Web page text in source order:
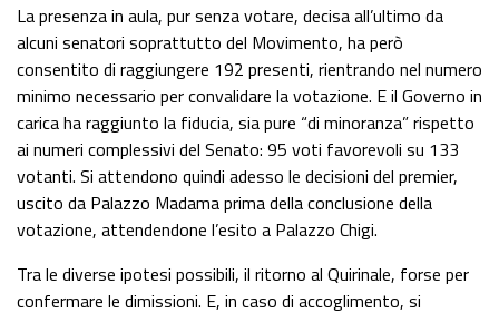
La presenza in aula, pur senza votare, decisa all’ultimo da
alcuni senatori soprattutto del Movimento, ha però
consentito di raggiungere 192 presenti, rientrando nel numero
minimo necessario per convalidare la votazione. E il Governo in
carica ha raggiunto la fiducia, sia pure “di minoranza” rispetto
ai numeri complessivi del Senato: 95 voti favorevoli su 133
votanti. Si attendono quindi adesso le decisioni del premier,
uscito da Palazzo Madama prima della conclusione della
votazione, attendendone l’esito a Palazzo Chigi.
Tra le diverse ipotesi possibili, il ritorno al Quirinale, forse per
confermare le dimissioni. E, in caso di accoglimento, si